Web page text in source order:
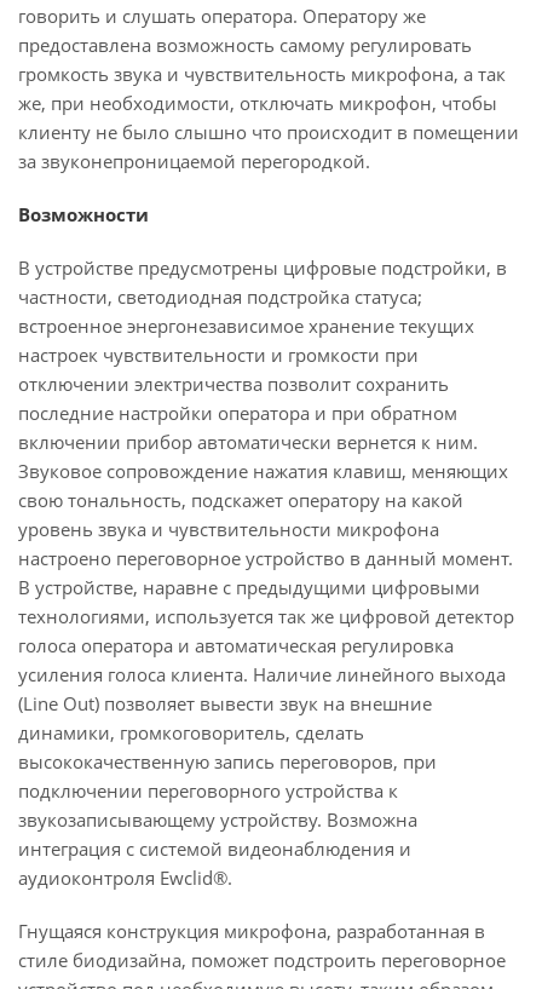
говорить и слушать оператора. Оператору же
предоставлена возможность самому регулировать
громкость звука и чувствительность микрофона, а так
же, при необходимости, отключать микрофон, чтобы
клиенту не было слышно что происходит в помещении
за звуконепроницаемой перегородкой.
Возможности
В устройстве предусмотрены цифровые подстройки, в
частности, светодиодная подстройка статуса;
встроенное энергонезависимое хранение текущих
настроек чувствительности и громкости при
отключении электричества позволит сохранить
последние настройки оператора и при обратном
включении прибор автоматически вернется к ним.
Звуковое сопровождение нажатия клавиш, меняющих
свою тональность, подскажет оператору на какой
уровень звука и чувствительности микрофона
настроено переговорное устройство в данный момент.
В устройстве, наравне с предыдущими цифровыми
технологиями, используется так же цифровой детектор
голоса оператора и автоматическая регулировка
усиления голоса клиента. Наличие линейного выхода
(Line Out) позволяет вывести звук на внешние
динамики, громкоговоритель, сделать
высококачественную запись переговоров, при
подключении переговорного устройства к
звукозаписывающему устройству. Возможна
интеграция с системой видеонаблюдения и
аудиоконтроля Ewclid®.
Гнущаяся конструкция микрофона, разработанная в
стиле биодизайна, поможет подстроить переговорное